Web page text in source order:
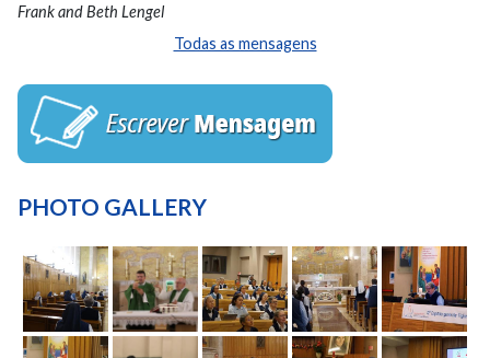
Frank and Beth Lengel
Todas as mensagens
PHOTO GALLERY